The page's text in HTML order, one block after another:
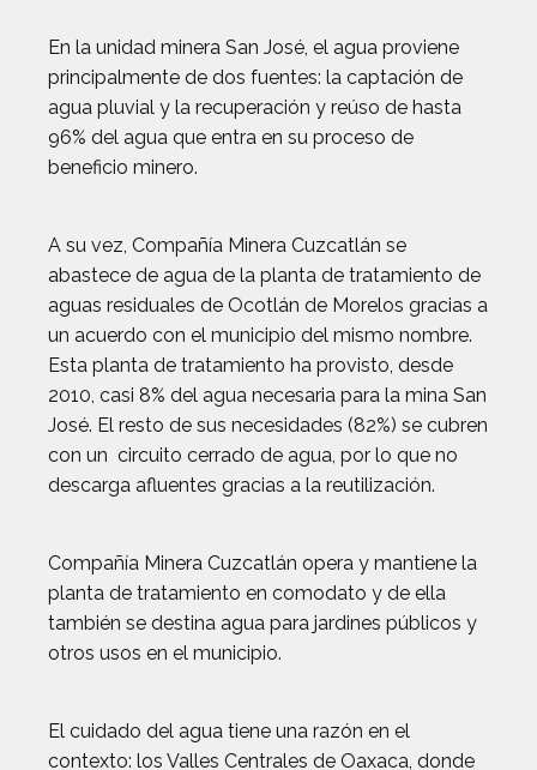
En la unidad minera San José, el agua proviene
principalmente de dos fuentes: la captación de
agua pluvial y la recuperación y reúso de hasta
96% del agua que entra en su proceso de
beneficio minero.
A su vez, Compañía Minera Cuzcatlán se
abastece de agua de la planta de tratamiento de
aguas residuales de Ocotlán de Morelos gracias a
un acuerdo con el municipio del mismo nombre.
Esta planta de tratamiento ha provisto, desde
2010, casi 8% del agua necesaria para la mina San
José. El resto de sus necesidades (82%) se cubren
con un circuito cerrado de agua, por lo que no
descarga afluentes gracias a la reutilización.
Compañía Minera Cuzcatlán opera y mantiene la
planta de tratamiento en comodato y de ella
también se destina agua para jardines públicos y
otros usos en el municipio.
El cuidado del agua tiene una razón en el
contexto: los Valles Centrales de Oaxaca, donde